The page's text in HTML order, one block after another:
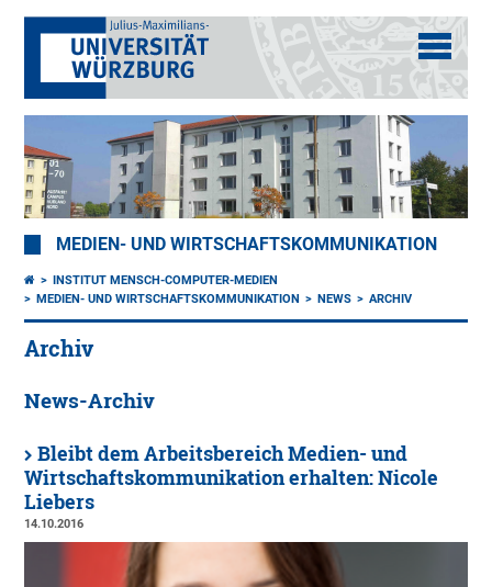
MEDIEN- UND WIRTSCHAFTSKOMMUNIKATION
INSTITUT MENSCH-COMPUTER-MEDIEN
MEDIEN- UND WIRTSCHAFTSKOMMUNIKATION
NEWS ARCHIV
Archiv
News-Archiv
Bleibt dem Arbeitsbereich Medien- und
Wirtschaftskommunikation erhalten: Nicole
Liebers
14.10.2016